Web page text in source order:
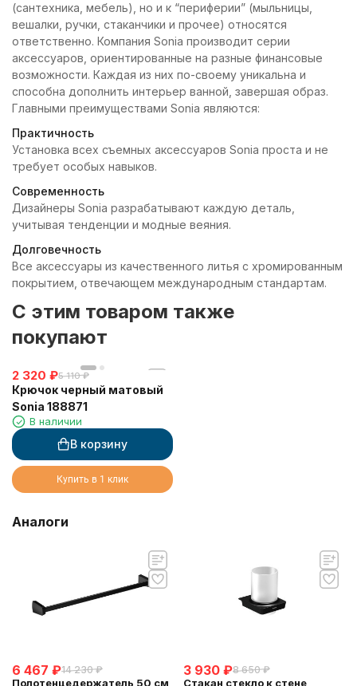
(сантехника, мебель), но и к “периферии” (мыльницы,
вешалки, ручки, стаканчики и прочее) относятся
ответственно. Компания Sonia производит серии
аксессуаров, ориентированные на разные финансовые
возможности. Каждая из них по-своему уникальна и
способна дополнить интерьер ванной, завершая образ.
Главными преимуществами Sonia являются:
Практичность
Установка всех съемных аксессуаров Sonia проста и не
требует особых навыков.
Современность
Дизайнеры Sonia разрабатывают каждую деталь,
учитывая тенденции и модные веяния.
Долговечность
Все аксессуары из качественного литья с хромированным
покрытием, отвечающем международным стандартам.
C этим товаром также
покупают
2 320 ₽5 110 ₽
Крючок черный матовый
Sonia 188871
В наличии
В корзину
Купить в 1 клик
Аналоги
6 467 ₽14 230 ₽
Полотенцедержатель 50 см
3 930 ₽8 650 ₽
Стакан стекло к стене